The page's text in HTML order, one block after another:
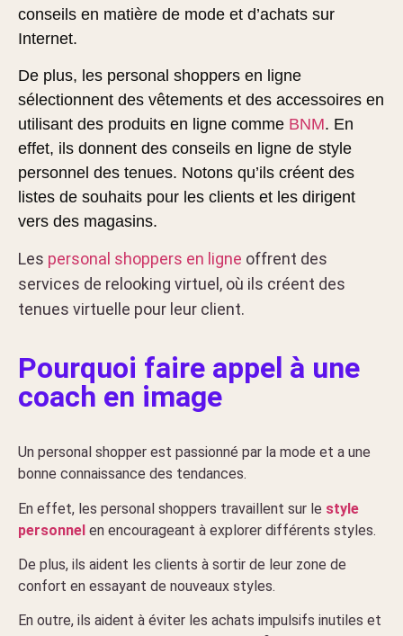
conseils en matière de mode et d’achats sur
Internet.
De plus, les personal shoppers en ligne
sélectionnent des vêtements et des accessoires en
utilisant des produits en ligne comme BNM. En
effet, ils donnent des conseils en ligne de style
personnel des tenues. Notons qu’ils créent des
listes de souhaits pour les clients et les dirigent
vers des magasins.
Les personal shoppers en ligne offrent des
services de relooking virtuel, où ils créent des
tenues virtuelle pour leur client.
Pourquoi faire appel à une
coach en image
Un personal shopper est passionné par la mode et a une
bonne connaissance des tendances.
En effet, les personal shoppers travaillent sur le style
personnel en encourageant à explorer différents styles.
De plus, ils aident les clients à sortir de leur zone de
confort en essayant de nouveaux styles.
En outre, ils aident à éviter les achats impulsifs inutiles et